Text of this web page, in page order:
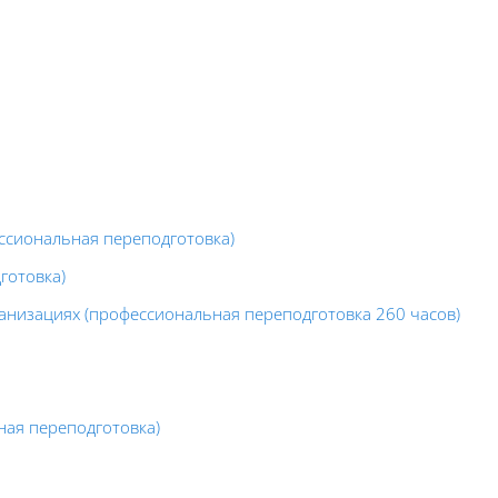
переподготовка)
(профессиональная переподготовка 260 часов)
переподготовка)